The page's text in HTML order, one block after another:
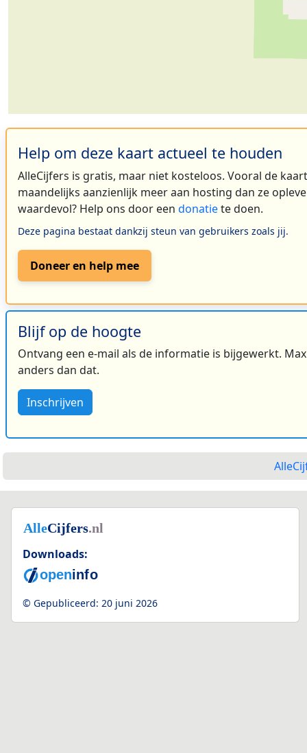
Help om deze kaart actueel te houden
AlleCijfers is gratis, maar niet kosteloos. Vooral de
maandelijks aanzienlijk meer aan hosting dan ze
waardevol? Help ons door een donatiete doen.
Deze pagina bestaat dankzij steun van gebruikers zoals jij.
Doneer en help mee
Blijf op de hoogte
Ontvang een e-mail als de informatie is bijgewerkt.
anders dan dat.
Inschrijven
Downloads:
© Gepubliceerd: 20 juni 2026